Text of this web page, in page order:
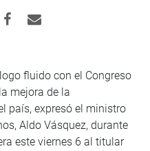
fluido con el Congreso
mejora de la
país, expresó el ministro
Aldo Vásquez, durante
este viernes 6 al titular